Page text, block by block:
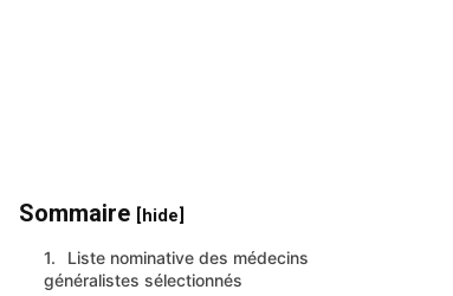
Sommaire [hide]
Liste nominative des médecins
généralistes sélectionnés